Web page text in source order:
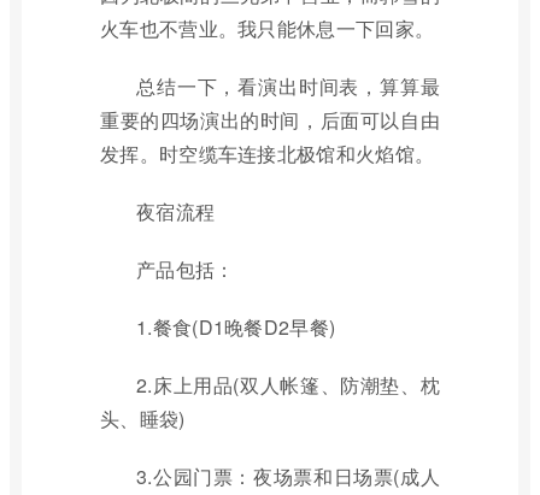
火车也不营业。我只能休息一下回家。
总结一下，看演出时间表，算算最
重要的四场演出的时间，后面可以自由
发挥。时空缆车连接北极馆和火焰馆。
夜宿流程
产品包括：
1.餐食(D1晚餐D2早餐)
2.床上用品(双人帐篷、防潮垫、枕
头、睡袋)
3.公园门票：夜场票和日场票(成人